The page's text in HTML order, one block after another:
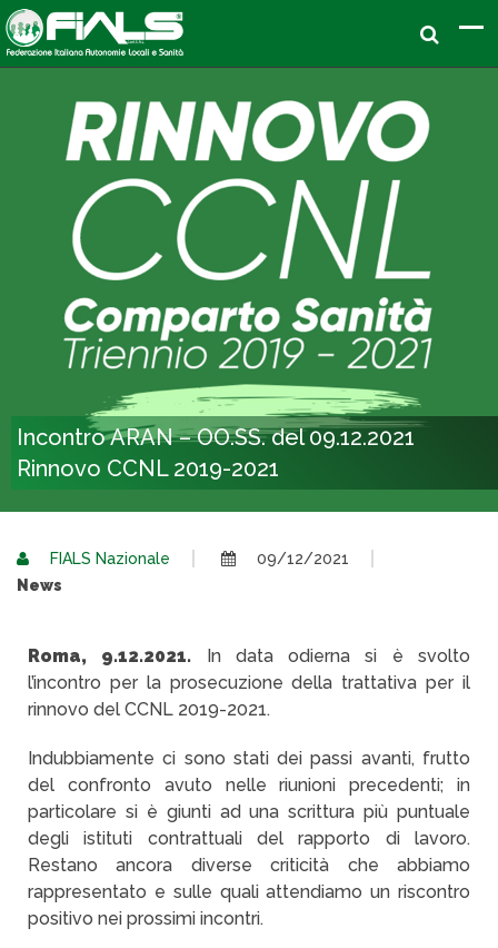
Incontro ARAN – OO.SS. del 09.12.2021
Rinnovo CCNL 2019-2021
FIALS Nazionale
09/12/2021
News
Roma, 9.12.2021. In data odierna si è svolto
l’incontro per la prosecuzione della trattativa per il
rinnovo del CCNL 2019-2021.
Indubbiamente ci sono stati dei passi avanti, frutto
del confronto avuto nelle riunioni precedenti; in
particolare si è giunti ad una scrittura più puntuale
degli istituti contrattuali del rapporto di lavoro.
Restano ancora diverse criticità che abbiamo
rappresentato e sulle quali attendiamo un riscontro
positivo nei prossimi incontri.